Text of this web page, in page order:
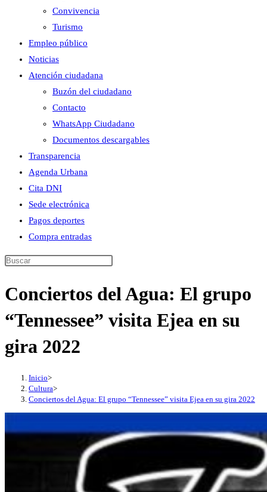
Convivencia
Turismo
Empleo público
Noticias
Atención ciudadana
Buzón del ciudadano
Contacto
WhatsApp Ciudadano
Documentos descargables
Transparencia
Agenda Urbana
Cita DNI
Sede electrónica
Pagos deportes
Compra entradas
Buscar
esta
Conciertos del Agua: El grupo
“Tennessee” visita Ejea en su
gira 2022
Inicio>
Cultura>
Conciertos del Agua: El grupo “Tennessee” visita Ejea en su gira 2022